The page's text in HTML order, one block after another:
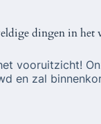
dingen in het
vooruitzicht!
en zal